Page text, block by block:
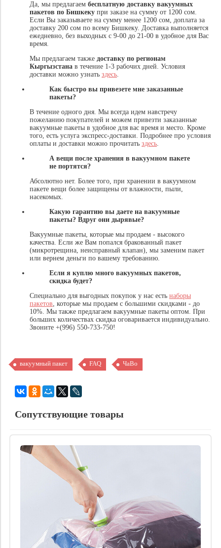
Да, мы предлагаем бесплатную доставку вакуумных
пакетов по Бишкеку при заказе на сумму от 1200 сом.
Если Вы заказываете на сумму менее 1200 сом, доплата за
доставку 200 сом по всему Бишкеку. Доставка выполняется
ежедневно, без выходных с 9-00 до 21-00 в удобное для Вас
время.
Мы предлагаем также доставку по регионам
Кыргызстана в течение 1-3 рабочих дней. Условия
доставки можно узнать здесь.
Как быстро вы привезете мне заказанные
пакеты?
В течение одного дня. Мы всегда идем навстречу
пожеланию покупателей и можем привезти заказанные
вакуумные пакеты в удобное для вас время и место. Кроме
того, есть услуга экспресс-доставки. Подробнее про условия
оплаты и доставки можно прочитать здесь.
А вещи после хранения в вакуумном пакете
не портятся?
Абсолютно нет. Более того, при хранении в вакуумном
пакете вещи более защищены от влажности, пыли,
насекомых.
Какую гарантию вы даете на вакуумные
пакеты? Вдруг они дырявые?
Вакуумные пакеты, которые мы продаем - высокого
качества. Если же Вам попался бракованный пакет
(микротрещина, неисправный клапан), мы заменим пакет
или вернем деньги по вашему требованию.
Если я куплю много вакуумных пакетов,
скидка будет?
Специально для выгодных покупок у нас есть наборы
пакетов, которые мы продаем с большими скидками - до
10%. Мы также предлагаем вакуумные пакеты оптом. При
больших количествах скидка оговаривается индивидуально.
Звоните +(996) 550-733-750!
вакуумный пакет FAQ ЧаВо
Сопутствующие товары